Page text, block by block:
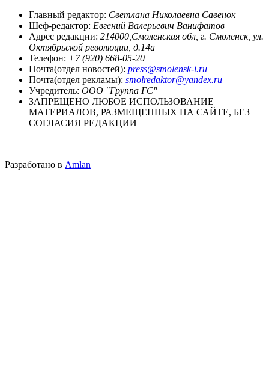
Главный редактор: Светлана Николаевна Савенок
Шеф-редактор: Евгений Валерьевич Ванифатов
Адрес редакции: 214000,Смоленская обл, г. Смоленск, ул.
Октябрьской революции, д.14а
Телефон: +7 (920) 668-05-20
Почта(отдел новостей): press@smolensk-i.ru
Почта(отдел рекламы): smolredaktor@yandex.ru
Учредитель: ООО "Группа ГС"
ЗАПРЕЩЕНО ЛЮБОЕ ИСПОЛЬЗОВАНИЕ
МАТЕРИАЛОВ, РАЗМЕЩЕННЫХ НА САЙТЕ, БЕЗ
СОГЛАСИЯ РЕДАКЦИИ
Разработано в Amlan